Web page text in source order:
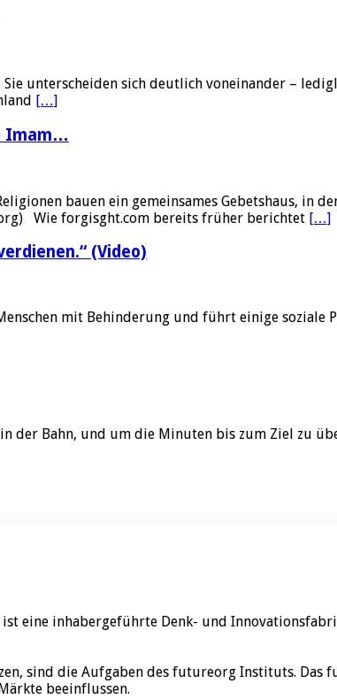
unterscheiden sich deutlich voneinander –
[…]
Imam…
bauen ein gemeinsames Gebetshaus, in
Wie forgisght.com bereits früher berichtet […]
(Video)
mit Behinderung und führt einige
in der Bahn, und um die Minuten bis zum Ziel zu
ist eine inhabergeführte Denk- und
sind die Aufgaben des futureorg Instituts.
beeinflussen.